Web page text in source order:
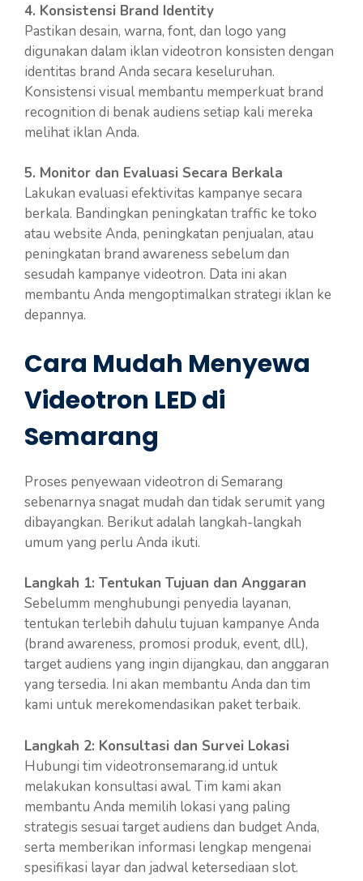
4. Konsistensi Brand Identity
Pastikan desain, warna, font, dan logo yang
digunakan dalam iklan videotron konsisten dengan
identitas brand Anda secara keseluruhan.
Konsistensi visual membantu memperkuat brand
recognition di benak audiens setiap kali mereka
melihat iklan Anda.
5. Monitor dan Evaluasi Secara Berkala
Lakukan evaluasi efektivitas kampanye secara
berkala. Bandingkan peningkatan traffic ke toko
atau website Anda, peningkatan penjualan, atau
peningkatan brand awareness sebelum dan
sesudah kampanye videotron. Data ini akan
membantu Anda mengoptimalkan strategi iklan ke
depannya.
Cara Mudah Menyewa
Videotron LED di
Semarang
Proses penyewaan videotron di Semarang
sebenarnya snagat mudah dan tidak serumit yang
dibayangkan. Berikut adalah langkah-langkah
umum yang perlu Anda ikuti.
Langkah 1: Tentukan Tujuan dan Anggaran
Sebelumm menghubungi penyedia layanan,
tentukan terlebih dahulu tujuan kampanye Anda
(brand awareness, promosi produk, event, dll.),
target audiens yang ingin dijangkau, dan anggaran
yang tersedia. Ini akan membantu Anda dan tim
kami untuk merekomendasikan paket terbaik.
Langkah 2: Konsultasi dan Survei Lokasi
Hubungi tim videotronsemarang.id untuk
melakukan konsultasi awal. Tim kami akan
membantu Anda memilih lokasi yang paling
strategis sesuai target audiens dan budget Anda,
serta memberikan informasi lengkap mengenai
spesifikasi layar dan jadwal ketersediaan slot.